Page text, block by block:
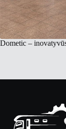
Dometic –